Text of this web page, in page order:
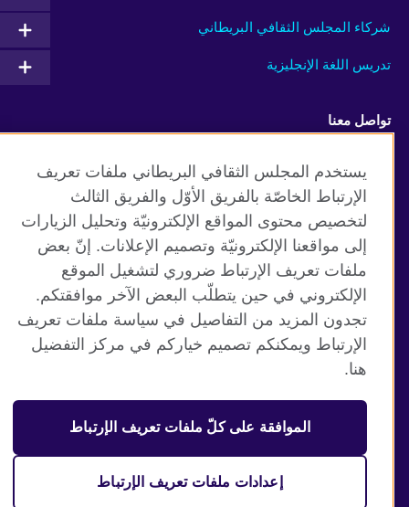
شركاء المجلس الثقافي البريطاني
تدريس اللغة الإنجليزية
تواصل معنا
Facebook Instagram
Twitter TikTok
موقع المجلس الثقافي البريطاني العالمي
الخصوصية وشروط الاستخدام
ملفات تعريف الإرتباط
خريطة الموقع
منظمة المملكة المتحدة الدولية للعلاقات الثقافية والفرص
يستخدم المجلس الثقافي البريطاني ملفات تعريف
الإرتباط الخاصّة بالفريق الأوّل والفريق الثالث
لتخصيص محتوى المواقع الإلكترونيّة وتحليل الزيارات
إلى مواقعنا الإلكترونيّة وتصميم الإعلانات. إنّ بعض
ملفات تعريف الإرتباط ضروري لتشغيل الموقع
الإلكتروني في حين يتطلّب البعض الآخر موافقتكم.
تجدون المزيد من التفاصيل في سياسة ملفات تعريف
الإرتباط ويمكنكم تصميم خياركم في مركز التفضيل
هنا.
الموافقة على كلّ ملفات تعريف الإرتباط
إعدادات ملفات تعريف الإرتباط